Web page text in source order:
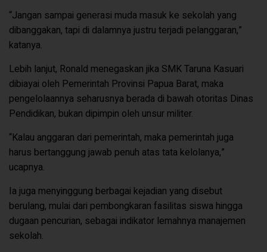
“Jangan sampai generasi muda masuk ke sekolah yang
dibanggakan, tapi di dalamnya justru terjadi pelanggaran,”
katanya.
Lebih lanjut, Ronald menegaskan jika SMK Taruna Kasuari
dibiayai oleh Pemerintah Provinsi Papua Barat, maka
pengelolaannya seharusnya berada di bawah otoritas Dinas
Pendidikan, bukan dipimpin oleh unsur militer.
“Kalau anggaran dari pemerintah, maka pemerintah juga
harus bertanggung jawab penuh atas tata kelolanya,”
ucapnya.
Ia juga menyinggung berbagai kejadian yang disebut
berulang, mulai dari pembongkaran fasilitas siswa hingga
dugaan pencurian, sebagai indikator lemahnya manajemen
sekolah.